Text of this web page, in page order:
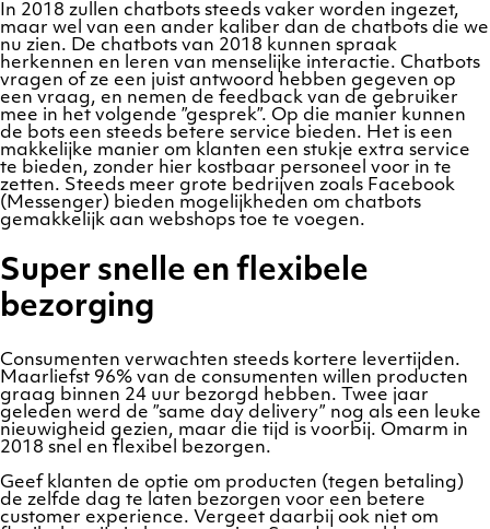
In 2018 zullen chatbots steeds vaker worden ingezet,
maar wel van een ander kaliber dan de chatbots die we
nu zien. De chatbots van 2018 kunnen spraak
herkennen en leren van menselijke interactie. Chatbots
vragen of ze een juist antwoord hebben gegeven op
een vraag, en nemen de feedback van de gebruiker
mee in het volgende ”gesprek”. Op die manier kunnen
de bots een steeds betere service bieden. Het is een
makkelijke manier om klanten een stukje extra service
te bieden, zonder hier kostbaar personeel voor in te
zetten. Steeds meer grote bedrijven zoals Facebook
(Messenger) bieden mogelijkheden om chatbots
gemakkelijk aan webshops toe te voegen.
Super snelle en flexibele
bezorging
Consumenten verwachten steeds kortere levertijden.
Maarliefst 96% van de consumenten willen producten
graag binnen 24 uur bezorgd hebben. Twee jaar
geleden werd de ”same day delivery” nog als een leuke
nieuwigheid gezien, maar die tijd is voorbij. Omarm in
2018 snel en flexibel bezorgen.
Geef klanten de optie om producten (tegen betaling)
de zelfde dag te laten bezorgen voor een betere
customer experience. Vergeet daarbij ook niet om